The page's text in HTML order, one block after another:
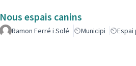
Nous espais canins
Ramon Ferré i Solé Municipi